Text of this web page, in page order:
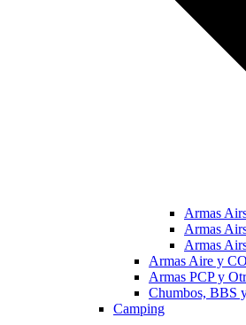
Armas
Armas
Armas
Armas Aire y
Armas PCP y
Chumbos, BBS
Camping